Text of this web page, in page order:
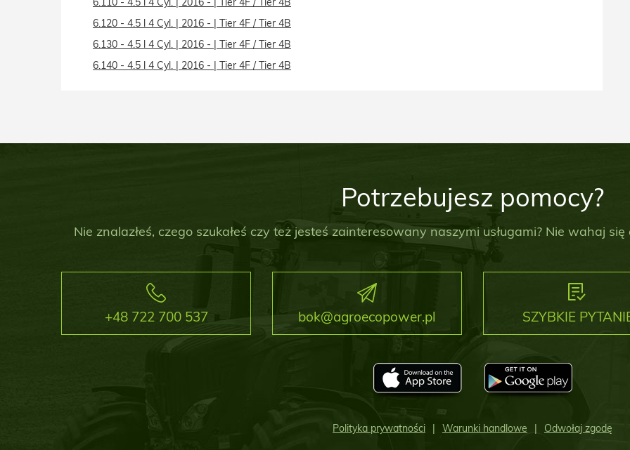
6.120 - 4.5 l 4 Cyl. | 2016 - | Tier 4F / Tier 4B
6.130 - 4.5 l 4 Cyl. | 2016 - | Tier 4F / Tier 4B
6.140 - 4.5 l 4 Cyl. | 2016 - | Tier 4F / Tier 4B
Potrzebujesz pomocy?
Nie znalazłeś, czego szukałeś czy też jesteś zainteresowany naszymi usługami? Nie wahaj
+48 722 700 537 bok@agroecopower.pl SZYBKIE
Polityka prywatności Warunki handlowe Odwołaj zgodę